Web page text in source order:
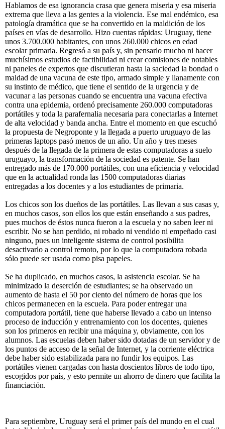
Hablamos de esa ignorancia crasa que genera miseria y esa miseria
extrema que lleva a las gentes a la violencia. Ese mal endémico, esa
patología dramática que se ha convertido en la maldición de los
países en vías de desarrollo. Hizo cuentas rápidas: Uruguay, tiene
unos 3.700.000 habitantes, con unos 260.000 chicos en edad
escolar primaria. Regresó a su país y, sin pensarlo mucho ni hacer
muchísimos estudios de factibilidad ni crear comisiones de notables
ni paneles de expertos que discutieran hasta la saciedad la bondad o
maldad de una vacuna de este tipo, armado simple y llanamente con
su instinto de médico, que tiene el sentido de la urgencia y de
vacunar a las personas cuando se encuentra una vacuna efectiva
contra una epidemia, ordenó precisamente 260.000 computadoras
portátiles y toda la parafernalia necesaria para conectarlas a Internet
de alta velocidad y banda ancha. Entre el momento en que escuchó
la propuesta de Negroponte y la llegada a puerto uruguayo de las
primeras laptops pasó menos de un año. Un año y tres meses
después de la llegada de la primera de estas computadoras a suelo
uruguayo, la transformación de la sociedad es patente. Se han
entregado más de 170.000 portátiles, con una eficiencia y velocidad
que en la actualidad ronda las 1500 computadoras diarias
entregadas a los docentes y a los estudiantes de primaria.
Los chicos son los dueños de las portátiles. Las llevan a sus casas y,
en muchos casos, son ellos los que están enseñando a sus padres,
pues muchos de éstos nunca fueron a la escuela y no saben leer ni
escribir. No se han perdido, ni robado ni vendido ni empeñado casi
ninguno, pues un inteligente sistema de control posibilita
desactivarlo a control remoto, por lo que la computadora robada
sólo puede ser usada como pisa papeles.
Se ha duplicado, en muchos casos, la asistencia escolar. Se ha
minimizado la deserción de estudiantes; se ha observado un
aumento de hasta el 50 por ciento del número de horas que los
chicos permanecen en la escuela. Para poder entregar una
computadora portátil, tiene que haberse llevado a cabo un intenso
proceso de inducción y entrenamiento con los docentes, quienes
son los primeros en recibir una máquina y, obviamente, con los
alumnos. Las escuelas deben haber sido dotadas de un servidor y de
los puntos de acceso de la señal de Internet, y la corriente eléctrica
debe haber sido estabilizada para no fundir los equipos. Las
portátiles vienen cargadas con hasta doscientos libros de todo tipo,
escogidos por país, y esto permite un ahorro de dinero que facilita la
financiación.
Para septiembre, Uruguay será el primer país del mundo en el cual